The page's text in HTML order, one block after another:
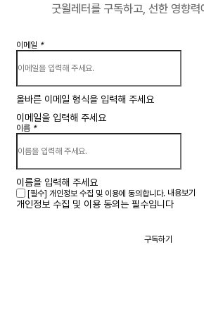
굿윌레터를 구독하고, 선한 영향력
이메일 *
올바른 이메일 형식을 입력해 주세요
이메일을 입력해 주세요
이름 *
이름을 입력해 주세요
[필수] 개인정보 수집 및 이용에 동의합니다. 내용보기
개인정보 수집 및 이용 동의는 필수입니다
구독하기